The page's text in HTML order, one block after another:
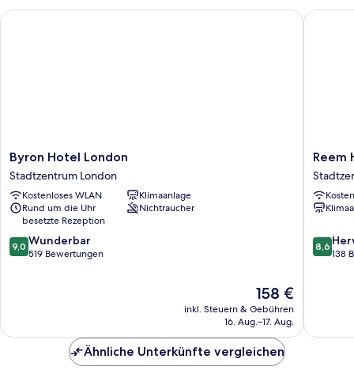
Byron
Hotel
London
Stadtzentrum
London
Byron Hotel London
Stadtzentrum London
Kostenloses WLAN
Klimaanlage
Rund um die Uhr
besetzte Rezeption
Nichtraucher
9.0
von
9,0 Wunderbar
519 Bewertungen
Der
Preis
beträgt
158 €
inkl. Steuern & Gebühren
16. Aug.–17. Aug.
Byron Hotel London
Reem
Hotel
London
Reem
8.6
von
8,6
138
Reem
Ähnliche Unterkünfte vergleichen